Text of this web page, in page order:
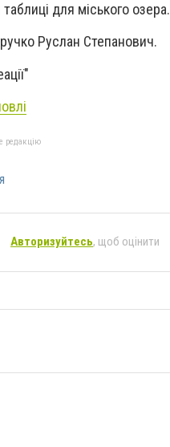
для міського озера.
Руслан Степанович.
редакцію
Авторизуйтесь, щоб оцінити